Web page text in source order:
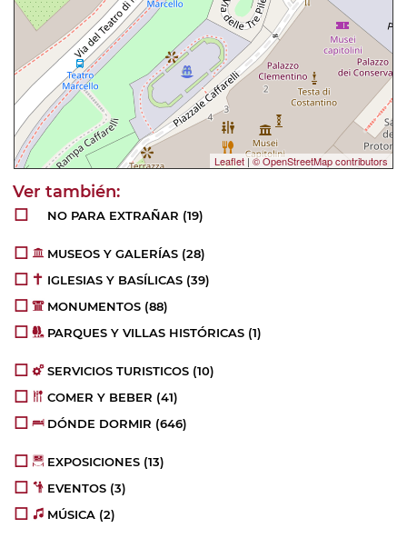
Leaflet|© OpenStreetMap contributors
NO PARA EXTRAÑAR (19)
MUSEOS Y GALERÍAS (28)
IGLESIAS Y BASÍLICAS (39)
MONUMENTOS (88)
PARQUES Y VILLAS HISTÓRICAS (1)
SERVICIOS TURISTICOS (10)
COMER Y BEBER (41)
DÓNDE DORMIR (646)
EXPOSICIONES (13)
EVENTOS (3)
MÚSICA (2)